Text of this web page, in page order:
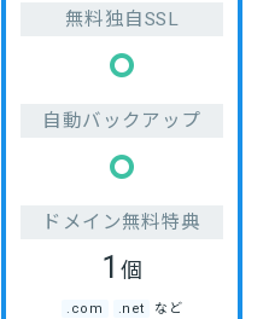
無料独自SSL
自動バックアップ
ドメイン無料特典
1 個
.com .net
など